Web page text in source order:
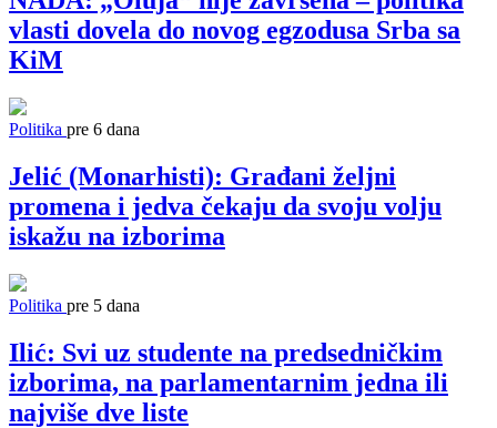
vlasti dovela do novog egzodusa Srba sa
KiM
Politika pre 6 dana
Jelić (Monarhisti): Građani željni
promena i jedva čekaju da svoju volju
iskažu na izborima
Politika pre 5 dana
Ilić: Svi uz studente na predsedničkim
izborima, na parlamentarnim jedna ili
najviše dve liste